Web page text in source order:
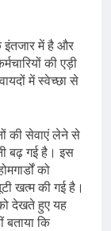
इंतजार में है और
की एड़ी
में स्वेच्छा से
की सेवाएं लेने से
बढ़ गई है। इस
को
खत्म की गई है।
देखते हुए यह
बताया कि